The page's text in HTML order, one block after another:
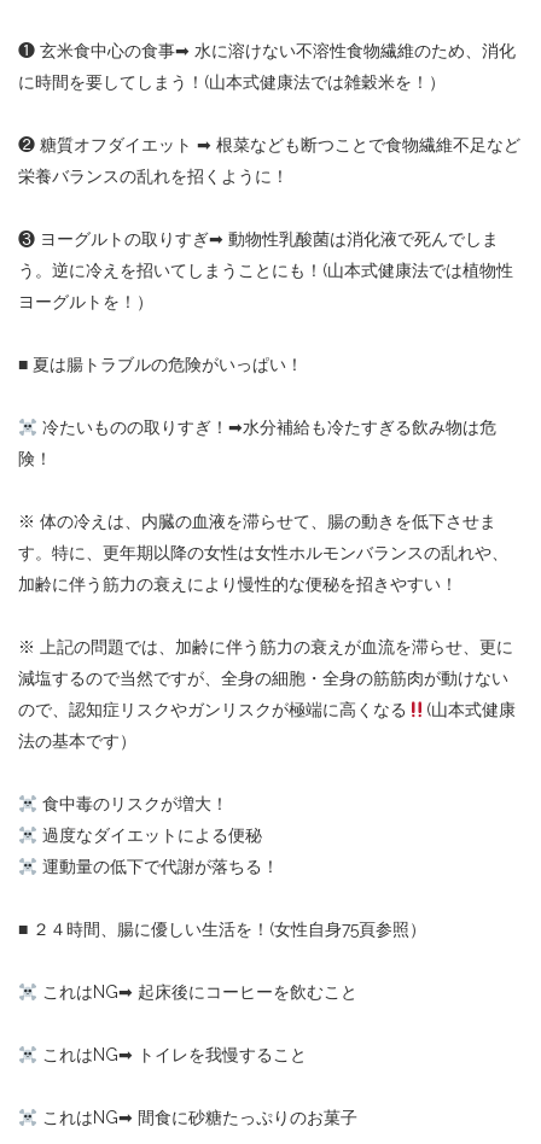
❶ 玄米食中心の食事➡︎ 水に溶けない不溶性食物繊維のため、消化
に時間を要してしまう！(山本式健康法では雑穀米を！）
❷ 糖質オフダイエット ➡︎ 根菜なども断つことで食物繊維不足など
栄養バランスの乱れを招くように！
❸ ヨーグルトの取りすぎ➡︎ 動物性乳酸菌は消化液で死んでしま
う。逆に冷えを招いてしまうことにも！(山本式健康法では植物性
ヨーグルトを！）
■ 夏は腸トラブルの危険がいっぱい！
冷たいものの取りすぎ！ ➡︎水分補給も冷たすぎる飲み物は危
険！
※ 体の冷えは、内臓の血液を滞らせて、腸の動きを低下させま
す。特に、更年期以降の女性は女性ホルモンバランスの乱れや、
加齢に伴う筋力の衰えにより慢性的な便秘を招きやすい！
※ 上記の問題では、加齢に伴う筋力の衰えが血流を滞らせ、更に
減塩するので当然ですが、全身の細胞・全身の筋筋肉が動けない
ので、認知症リスクやガンリスクが極端に高くなる
(山本式健康
法の基本です）
食中毒のリスクが増大！
過度なダイエットによる便秘
運動量の低下で代謝が落ちる！
■ ２４時間、腸に優しい生活を！(女性自身75頁参照）
これはNG➡︎起床後にコーヒーを飲むこと
これはNG➡︎トイレを我慢すること
これはNG➡︎間食に砂糖たっぷりのお菓子